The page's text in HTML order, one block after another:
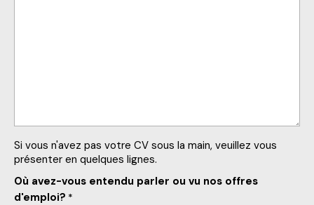
Si vous n'avez pas votre CV sous la main, veuillez vous
présenter en quelques lignes.
Où avez-vous entendu parler ou vu nos offres
d'emploi? *